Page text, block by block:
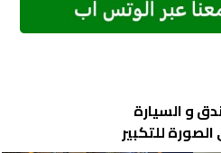
و السيارة
للتكبير